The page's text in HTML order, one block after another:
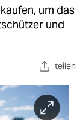
um das
und
teilen